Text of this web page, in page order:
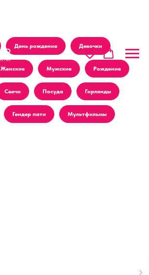
День рождения Девочки
Женские Мужские Рождение
Свечи Посуда Гирлянды
Гендер пати Мультфильмы